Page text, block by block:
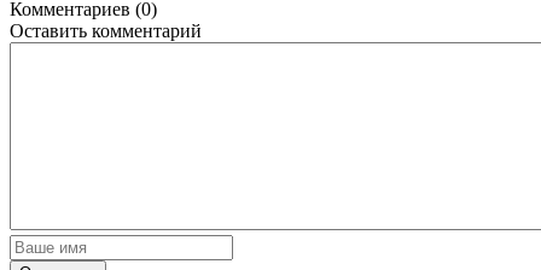
Комментариев (0)
Оставить комментарий